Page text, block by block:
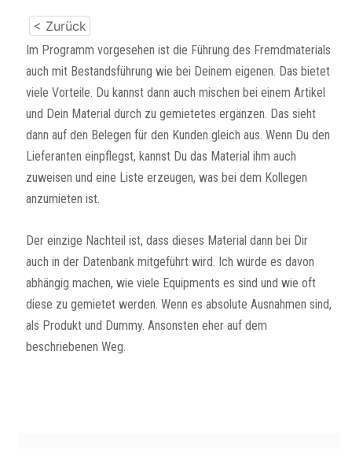
< Zurück
Im Programm vorgesehen ist die Führung des Fremdmaterials
auch mit Bestandsführung wie bei Deinem eigenen. Das bietet
viele Vorteile. Du kannst dann auch mischen bei einem Artikel
und Dein Material durch zu gemietetes ergänzen. Das sieht
dann auf den Belegen für den Kunden gleich aus. Wenn Du den
Lieferanten einpflegst, kannst Du das Material ihm auch
zuweisen und eine Liste erzeugen, was bei dem Kollegen
anzumieten ist.
Der einzige Nachteil ist, dass dieses Material dann bei Dir
auch in der Datenbank mitgeführt wird. Ich würde es davon
abhängig machen, wie viele Equipments es sind und wie oft
diese zu gemietet werden. Wenn es absolute Ausnahmen sind,
als Produkt und Dummy. Ansonsten eher auf dem
beschriebenen Weg.